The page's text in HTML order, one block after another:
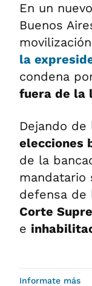
En un
Buenos
la
condena
fuera de la
Dejando
elecciones
de la
mandatario
defensa
Corte
e
Informate más